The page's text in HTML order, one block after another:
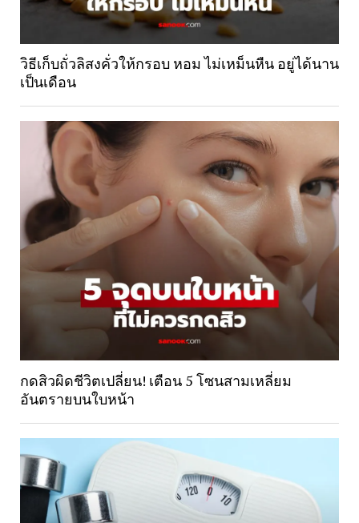
วิธีเก็บถั่วลิสงคั่วให้กรอบ หอม ไม่เหม็นหืน อยู่ได้นาน
เป็นเดือน
กดสิวผิดชีวิตเปลี่ยน! เตือน 5 โซนสามเหลี่ยม
อันตรายบนใบหน้า